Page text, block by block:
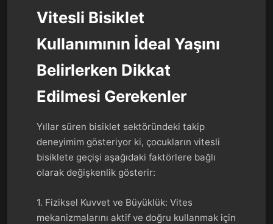
Vitesli Bisiklet
Kullanımının İdeal Yaşını
Belirlerken Dikkat
Edilmesi Gerekenler
Yıllar süren bisiklet sektöründeki takip
deneyimim gösteriyor ki, çocukların vitesli
bisiklete geçişi aşağıdaki faktörlere bağlı
olarak değişkenlik gösterir:
1. Fiziksel Kuvvet ve Büyüklük: Vites
mekanizmalarını aktif ve doğru kullanmak için